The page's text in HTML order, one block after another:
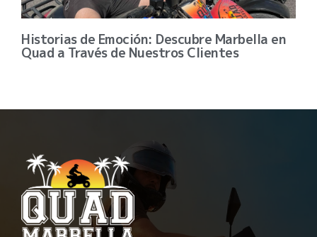
Historias de Emoción: Descubre Marbella en
Quad a Través de Nuestros Clientes